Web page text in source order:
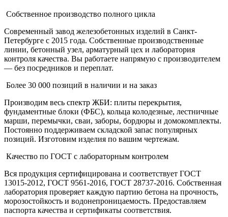
Собственное производство полного цикла
Современный завод железобетонных изделий в Санкт-
Петербурге с 2015 года. Собственные производственные
линии, бетонный узел, арматурный цех и лаборатория
контроля качества. Вы работаете напрямую с производителем
— без посредников и переплат.
Более 30 000 позиций в наличии и на заказ
Производим весь спектр ЖБИ: плиты перекрытия,
фундаментные блоки (ФБС), кольца колодезные, лестничные
марши, перемычки, сваи, заборы, бордюры и домокомплекты.
Постоянно поддерживаем складской запас популярных
позиций. Изготовим изделия по вашим чертежам.
Качество по ГОСТ с лабораторным контролем
Вся продукция сертифицирована и соответствует ГОСТ
13015-2012, ГОСТ 9561-2016, ГОСТ 28737-2016. Собственная
лаборатория проверяет каждую партию бетона на прочность,
морозостойкость и водонепроницаемость. Предоставляем
паспорта качества и сертификаты соответствия.